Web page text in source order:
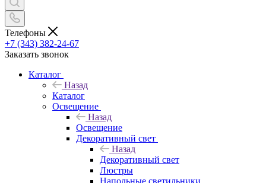
Телефоны
+7 (343) 382-24-67
Заказать звонок
Каталог
Назад
Каталог
Освещение
Назад
Освещение
Декоративный свет
Назад
Декоративный свет
Люстры
Напольные светильники